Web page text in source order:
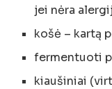
jei nėra
košė – kartą
fermentuoti
kiaušiniai